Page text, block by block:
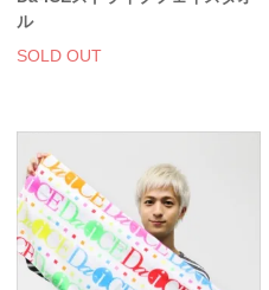
ル
SOLD OUT